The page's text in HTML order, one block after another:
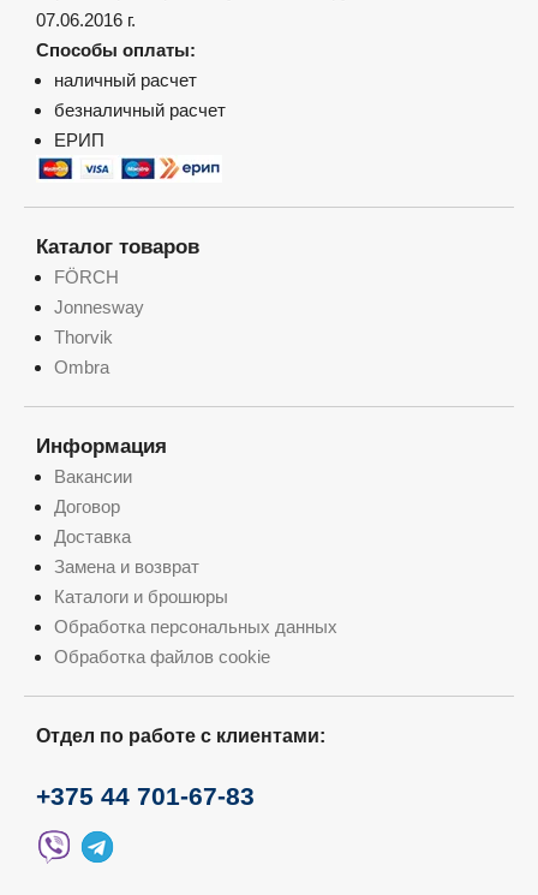
07.06.2016 г.
Способы оплаты:
наличный расчет
безналичный расчет
ЕРИП
Каталог товаров
FÖRCH
Jonnesway
Thorvik
Ombra
Информация
Вакансии
Договор
Доставка
Замена и возврат
Каталоги и брошюры
Обработка персональных данных
Обработка файлов cookie
Отдел по работе с клиентами:
+375 44 701-67-83